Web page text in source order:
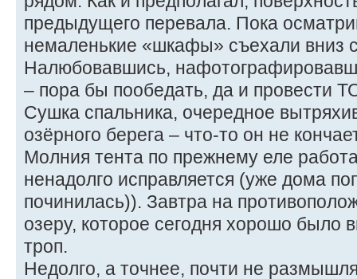
предыдущего перевала. Пока
немаленькие «шкафы» съехали вниз
Налюбовавшись,
– пора бы пообедать, да и провести
Сушка спальника, очередное
озёрного берега – что-то он не
Молния тента по прежнему еле
ненадолго исправляется (уже дома
починилась)). Завтра на
озеру, которое сегодня хорошо было
троп.
Недолго, а точнее, почти не